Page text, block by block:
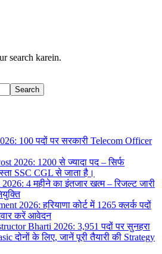
search karein.
Search
100 पदों पर सरकारी Telecom Officer
2026: 1200 से ज्यादा पद – सिर्फ
SSC CGL से जाता है।
4 महीने का इंतजार खत्म – रिजल्ट जारी
2026: हरियाणा कोर्ट में 1265 क्लर्क पदों
करें आवेदन
Bharti 2026: 3,951 पदों पर सुनहरा
दोनों के लिए, जानें पूरी तैयारी की Strategy